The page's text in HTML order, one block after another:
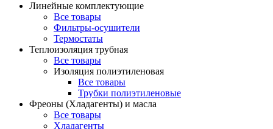
Линейные комплектующие
Все товары
Фильтры-осушители
Термостаты
Теплоизоляция трубная
Все товары
Изоляция полиэтиленовая
Все товары
Трубки полиэтиленовые
Фреоны (Хладагенты) и масла
Все товары
Хладагенты